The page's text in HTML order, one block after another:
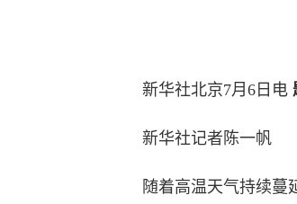
新华社北京7月6日电
新华社记者陈一帆
随着高温天气持续蔓延